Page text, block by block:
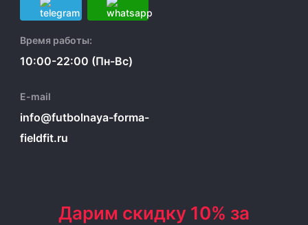
Время работы:
10:00-22:00 (Пн-Вс)
E-mail
info@futbolnaya-forma-
fieldfit.ru
Дарим скидку 10% за